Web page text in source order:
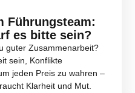
Führungsteam:
es bitte sein?
guter Zusammenarbeit?
sein, Konflikte
jeden Preis zu wahren –
Klarheit und Mut.